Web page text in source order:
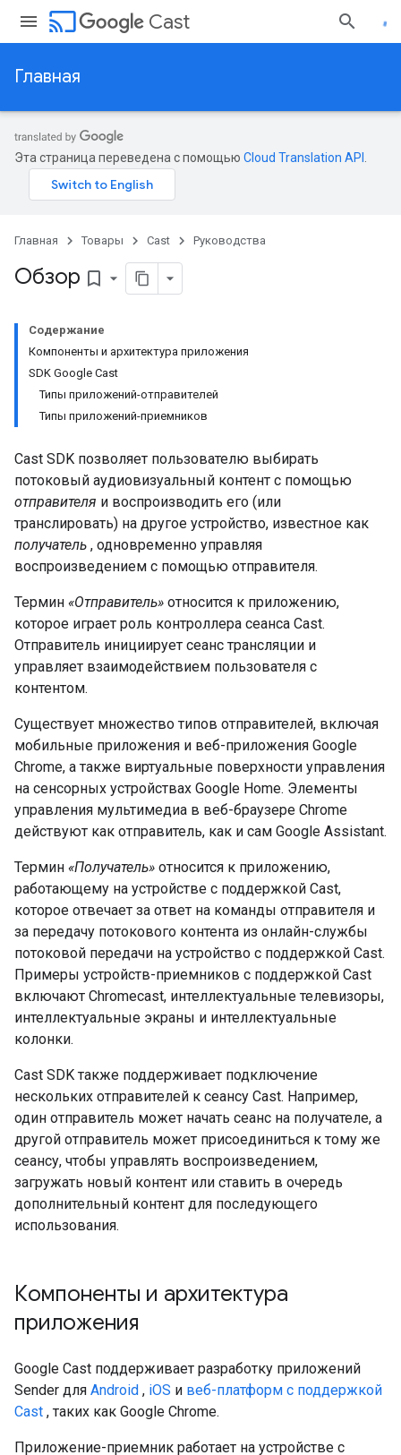
cast Cast
Главная
Эта страница переведена с помощью Cloud Translation API
Главная Товары Cast Руководства
Обзор bookmark_border
Содержание
Компоненты и архитектура приложения
SDK Google Cast
Типы приложений-отправителей
Типы приложений-приемников
Cast SDK позволяет пользователю выбирать
потоковый аудиовизуальный контент с помощью
отправителя и воспроизводить его (или
транслировать) на другое устройство, известное как
получатель , одновременно управляя
воспроизведением с помощью отправителя.
Термин «Отправитель» относится к приложению,
которое играет роль контроллера сеанса Cast.
Отправитель инициирует сеанс трансляции и
управляет взаимодействием пользователя с
контентом.
Существует множество типов отправителей, включая
мобильные приложения и веб-приложения Google
Chrome, а также виртуальные поверхности управления
на сенсорных устройствах Google Home. Элементы
управления мультимедиа в веб-браузере Chrome
действуют как отправитель, как и сам Google Assistant.
Термин «Получатель» относится к приложению,
работающему на устройстве с поддержкой Cast,
которое отвечает за ответ на команды отправителя и
за передачу потокового контента из онлайн-службы
потоковой передачи на устройство с поддержкой Cast.
Примеры устройств-приемников с поддержкой Cast
включают Chromecast, интеллектуальные телевизоры,
интеллектуальные экраны и интеллектуальные
колонки.
Cast SDK также поддерживает подключение
нескольких отправителей к сеансу Cast. Например,
один отправитель может начать сеанс на получателе, а
другой отправитель может присоединиться к тому же
сеансу, чтобы управлять воспроизведением,
загружать новый контент или ставить в очередь
дополнительный контент для последующего
использования.
Компоненты и архитектура
приложения
Google Cast поддерживает разработку приложений
Sender для Android , iOS и веб-платформ с поддержкой
Cast , таких как Google Chrome.
Приложение-приемник работает на устройстве с